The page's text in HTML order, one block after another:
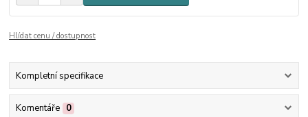
Hlídat cenu / dostupnost
Kompletní specifikace
Komentáře 0